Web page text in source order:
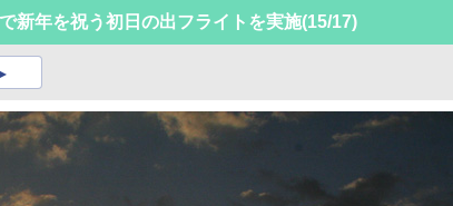
新年を祝う初日の出フライトを実施(15/17)